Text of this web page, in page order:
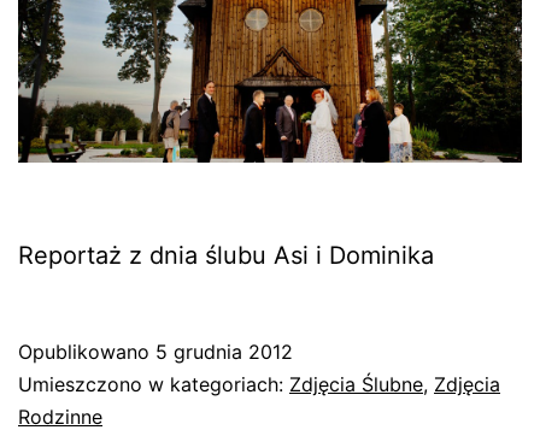
Reportaż z dnia ślubu Asi i Dominika
Opublikowano 5 grudnia 2012
Umieszczono w kategoriach: Zdjęcia Ślubne, Zdjęcia
Rodzinne